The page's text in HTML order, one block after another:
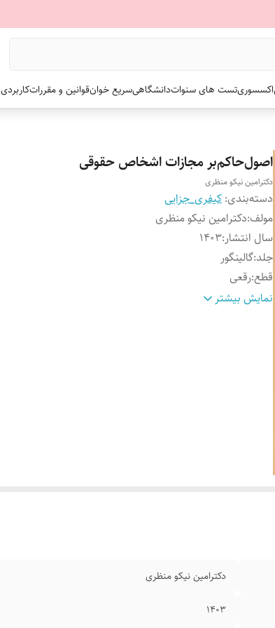
اکسسوریتست های سنواتدانشگاهیسریع خوانقوانین و مقرراتکاربردی
اصول‌حاکم‌بر مجازات اشخاص حقوقی
دکتر‌امین نیکو منظری
دسته‌بندی: کیفری_جزایی
مولف:دکتر‌امین نیکو منظری
سال انتشار:۱۴۰۳
جلد:گالینگور
قطع:رقعی
تعداد صفحات :۲۸۸ نمایش بیشتر
دکتر‌امین نیکو منظری
۱۴۰۳